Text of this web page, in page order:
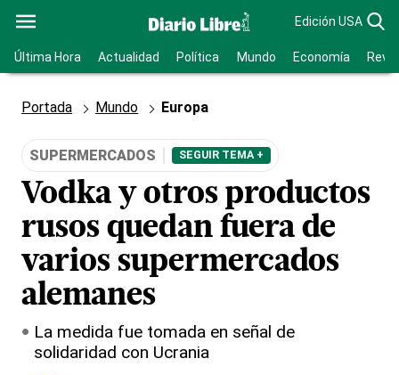
Edición USA
Última Hora Actualidad Política Mundo Economía
Portada Mundo Europa
SUPERMERCADOS SEGUIR TEMA +
Vodka y otros productos
rusos quedan fuera de
varios supermercados
alemanes
La medida fue tomada en señal de
solidaridad con Ucrania